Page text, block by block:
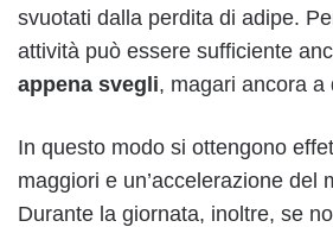
svuotati dalla perdita di adipe.
attività può essere sufficiente
appena svegli, magari ancora a
In questo modo si ottengono
maggiori e un’accelerazione del
Durante la giornata, inoltre, se